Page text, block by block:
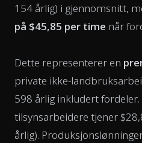
154 årlig) i gjennomsnitt,
på $45,85 per time når
Dette representerer en
private ikke-
598 årlig inkludert
tilsynsarbeidere tjener
årlig).